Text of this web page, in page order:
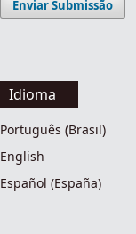
Enviar Submissão
Idioma
Português (Brasil)
English
Español (España)